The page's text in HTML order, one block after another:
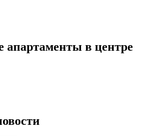
в центре